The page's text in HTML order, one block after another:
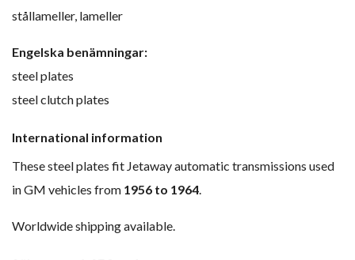
stållameller, lameller
Engelska benämningar:
steel plates
steel clutch plates
International information
These steel plates fit Jetaway automatic transmissions used
in GM vehicles from 1956 to 1964.
Worldwide shipping available.